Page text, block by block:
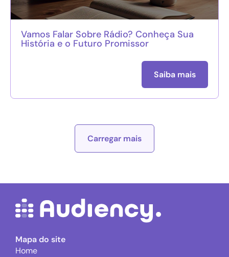
Vamos Falar Sobre Rádio? Conheça Sua
História e o Futuro Promissor
Saiba mais
Carregar mais
Mapa do site
Home